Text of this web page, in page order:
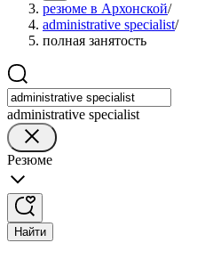
резюме в Архонской/
administrative specialist/
полная занятость
administrative specialist
Резюме
Найти